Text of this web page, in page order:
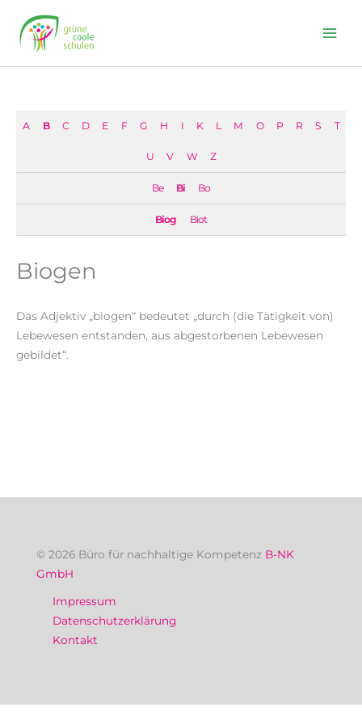
content
A B C D E F G H I K L M O P R S T
U V W Z
Be Bi Bo
Biog Biot
Biogen
Das Adjektiv „biogen“ bedeutet „durch (die Tätigkeit von)
Lebewesen entstanden, aus abgestorbenen Lebewesen
gebildet“.
© 2026 Büro für nachhaltige Kompetenz B-NK
GmbH
Impressum
Datenschutzerklärung
Kontakt